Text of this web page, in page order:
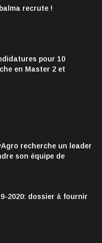
recrute !
pour 10
en Master 2 et
recherche un leader
son équipe de
2020: dossier à fournir